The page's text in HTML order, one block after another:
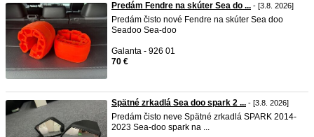
Predám Fendre na skúter Sea do ... - [3.8. 2026]
Predám čisto nové Fendre na skúter Sea doo
Seadoo Sea-doo
Galanta - 926 01
70 €
Spätné zrkadlá Sea doo spark 2 ... - [3.8. 2026]
Predám čisto neve Spätné zrkadlá SPARK 2014-
2023 Sea-doo spark na ...